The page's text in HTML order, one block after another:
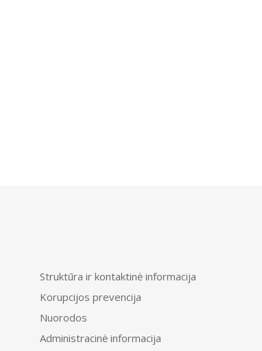
Struktūra ir kontaktinė informacija
Korupcijos prevencija
Nuorodos
Administracinė informacija